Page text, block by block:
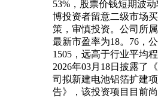
53%，股票价钱短期波
博投资者留意二级市场
策，审慎投资。公司所
最新市盈率为18。76，
1505，远高于行业平均
2026年03月18日披露了
司拟新建电池铝箔扩建
告》，该投资项目目前